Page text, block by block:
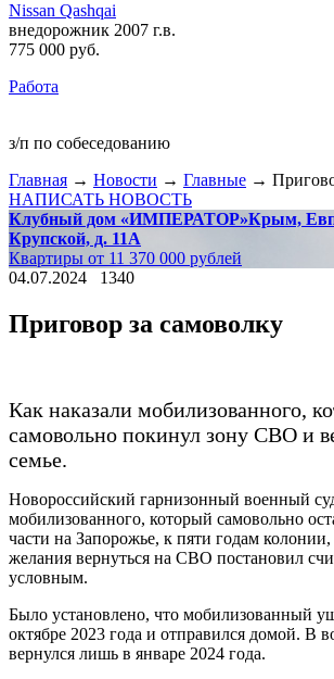
Nissan Qashqai
внедорожник 2007 г.в.
775 000 руб.
Работа
з/п по собеседованию
Главная → Новости → Главные →
НАПИСАТЬ НОВОСТЬ
Клубный дом «ИМПЕРАТОР»Крым,
Крупской, д. 11А
Квартиры от 11 370 000 рублей
04.07.2024
1340
Приговор за самоволку
Как наказали мобилизованного,
самовольно покинул зону СВО и
семье.
Новороссийский гарнизонный военный
мобилизованного, который самовольно
части на Запорожье, к пяти годам
желания вернуться на СВО постановил
условным.
Было установлено, что мобилизованный
октябре 2023 года и отправился домой. В
вернулся лишь в январе 2024 года.